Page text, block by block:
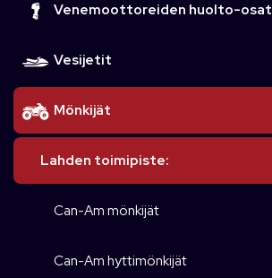
Venemoottoreiden huolto-osat
Vesijetit
Mönkijät
Lahden toimipiste:
Can-Am mönkijät
Can-Am hyttimönkijät